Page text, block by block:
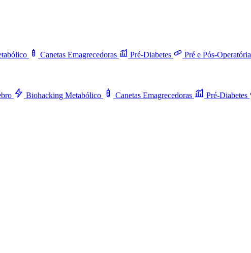
Canetas Emagrecedoras Pré-Diabetes Pré e Pós-Operatória
Biohacking Metabólico Canetas Emagrecedoras Pré-Diabetes